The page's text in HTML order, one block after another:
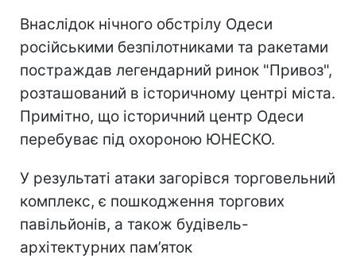
Внаслідок нічного обстрілу Одеси
російськими безпілотниками та ракетами
постраждав легендарний ринок "Привоз",
розташований в історичному центрі міста.
Примітно, що історичний центр Одеси
перебуває під охороною ЮНЕСКО.
У результаті атаки загорівся торговельний
комплекс, є пошкодження торгових
павільйонів, а також будівель-
архітектурних пам’яток